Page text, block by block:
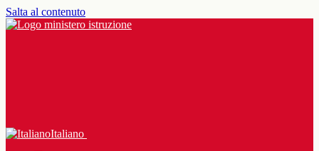
Salta al contenuto
Italiano